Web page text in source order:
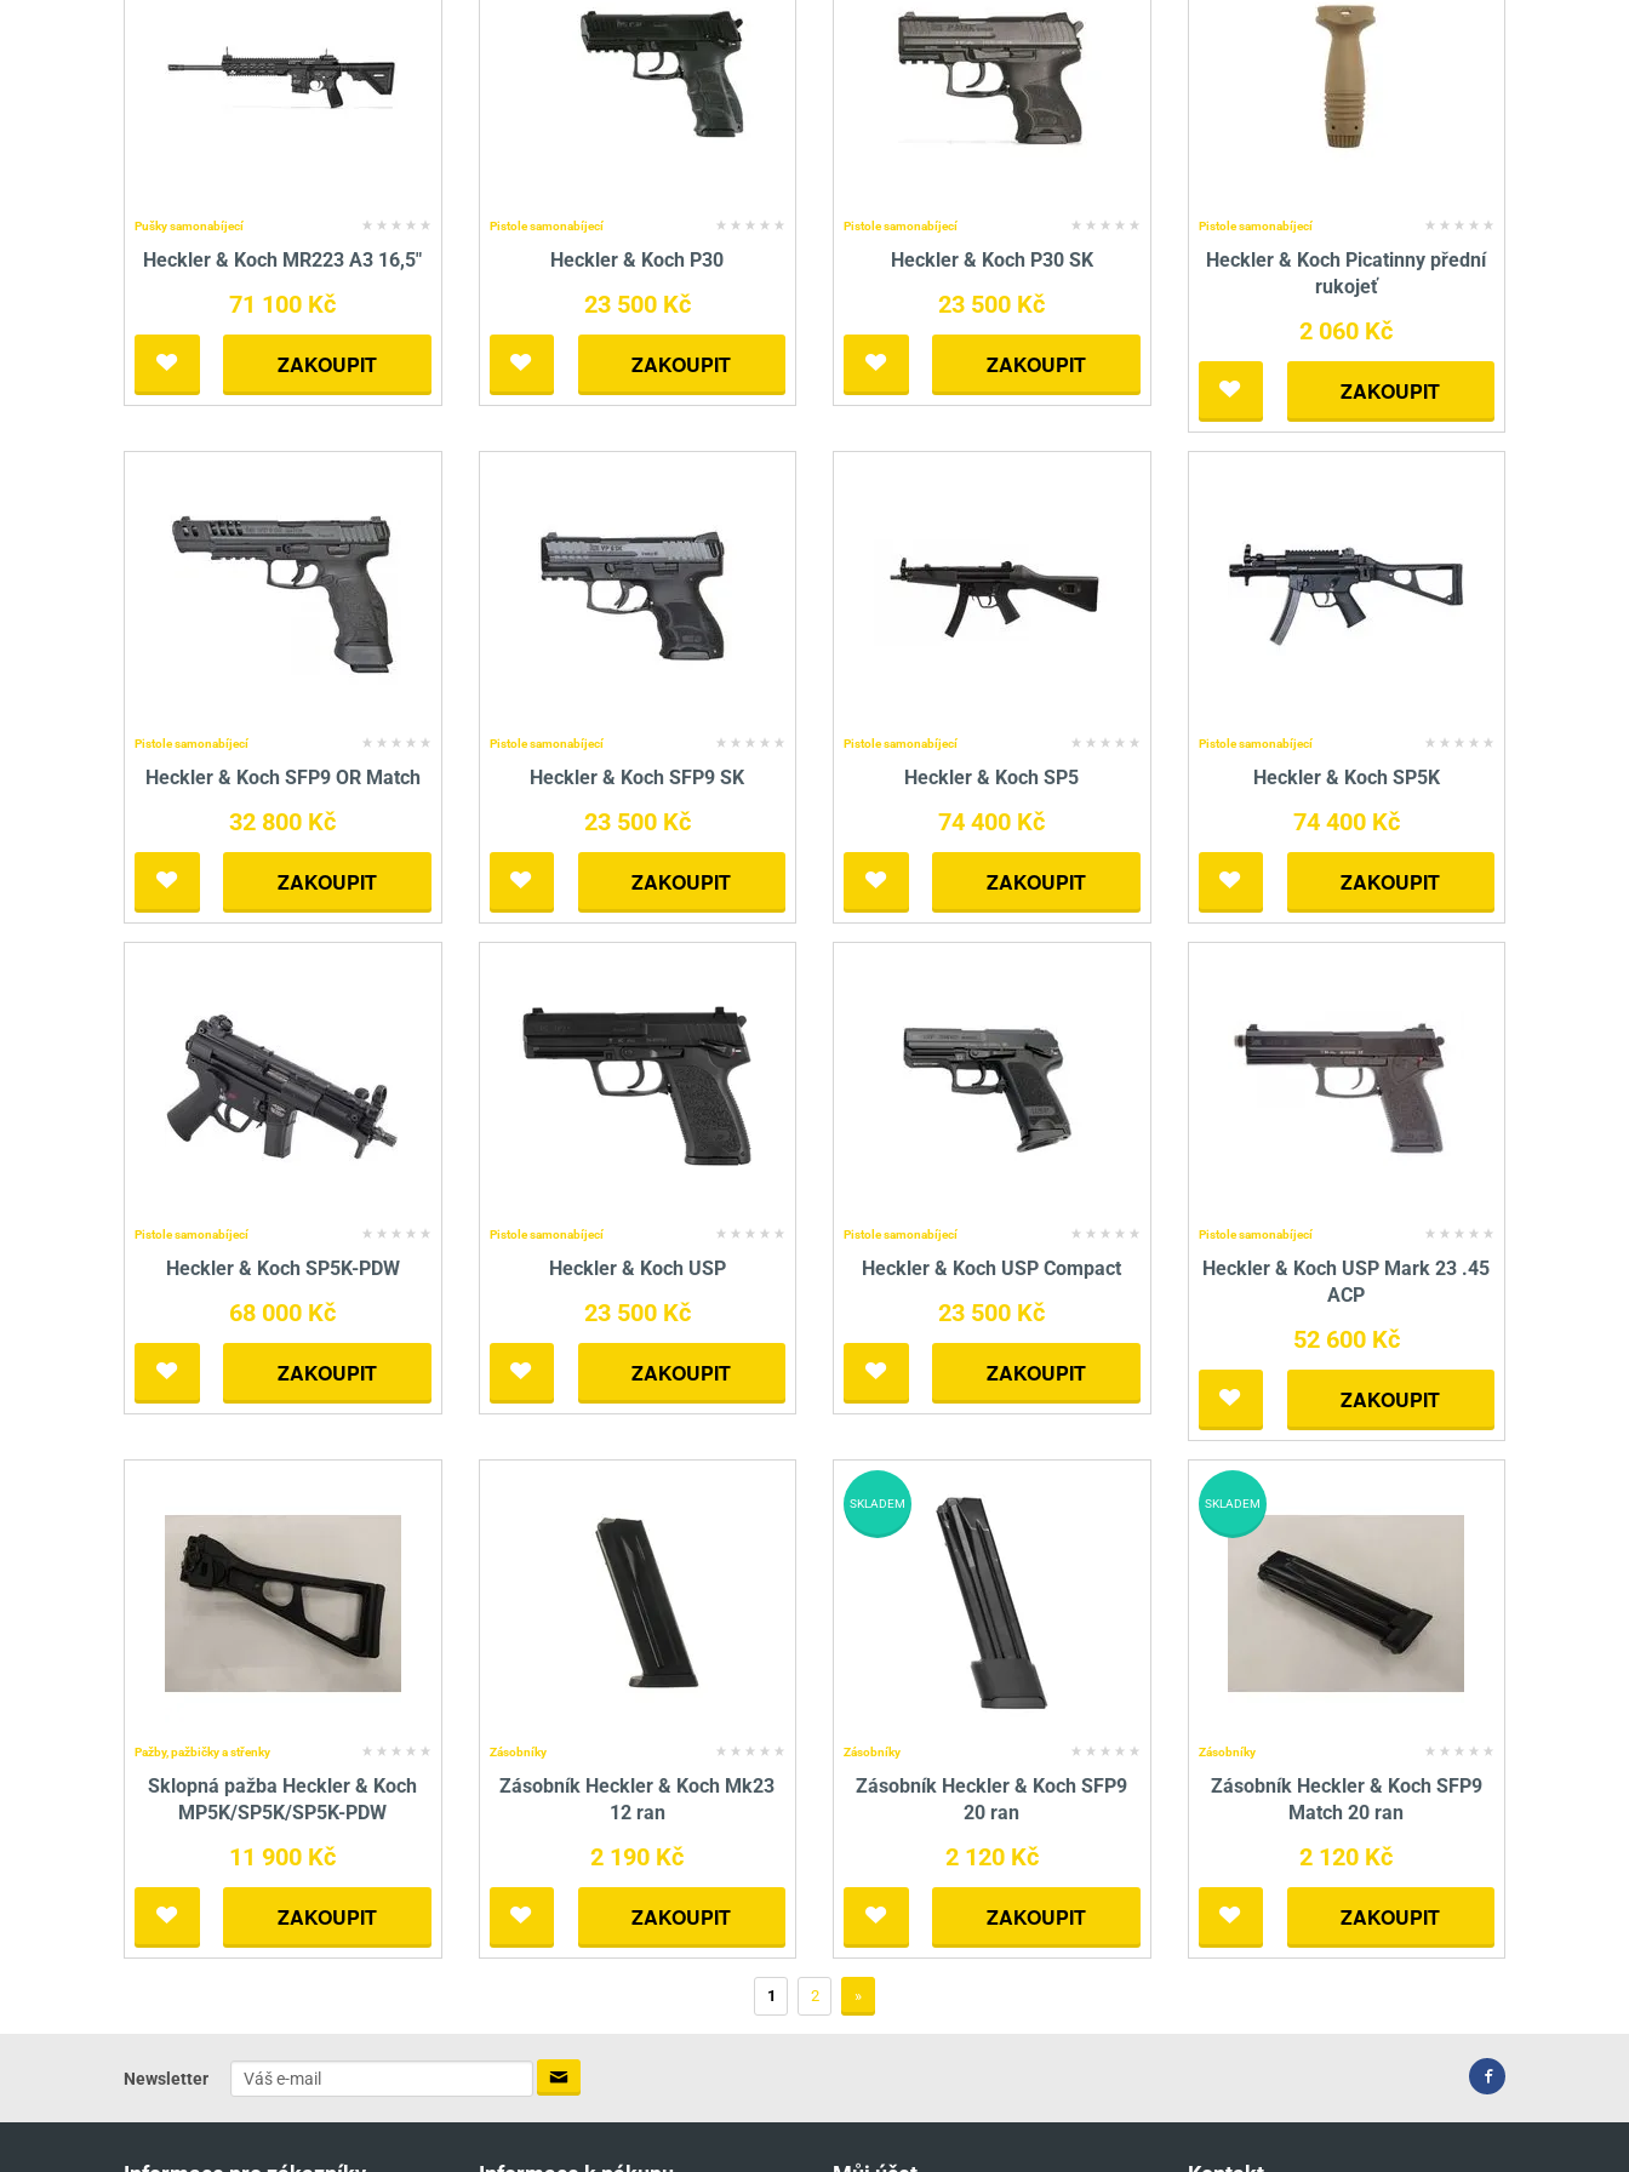
Pušky samonabíjecí
Heckler & Koch MR223 A3 16,5"
71 100 Kč
ZAKOUPIT
Pistole samonabíjecí
Heckler & Koch P30
23 500 Kč
ZAKOUPIT
Pistole samonabíjecí
Heckler & Koch P30 SK
23 500 Kč
ZAKOUPIT
Pistole samonabíjecí
Heckler & Koch Picatinny přední
rukojeť
2 060 Kč
ZAKOUPIT
Pistole samonabíjecí
Heckler & Koch SFP9 OR Match
32 800 Kč
ZAKOUPIT
Pistole samonabíjecí
Heckler & Koch SFP9 SK
23 500 Kč
ZAKOUPIT
Pistole samonabíjecí
Heckler & Koch SP5
74 400 Kč
ZAKOUPIT
Pistole samonabíjecí
Heckler & Koch SP5K
74 400 Kč
ZAKOUPIT
Pistole samonabíjecí
Heckler & Koch SP5K-PDW
68 000 Kč
ZAKOUPIT
Pistole samonabíjecí
Heckler & Koch USP
23 500 Kč
ZAKOUPIT
Pistole samonabíjecí
Heckler & Koch USP Compact
23 500 Kč
ZAKOUPIT
Pistole samonabíjecí
Heckler & Koch USP Mark 23 .45
ACP
52 600 Kč
ZAKOUPIT
Pažby, pažbičky a střenky
Sklopná pažba Heckler & Koch
MP5K/SP5K/SP5K-PDW
11 900 Kč
ZAKOUPIT
Zásobníky
Zásobník Heckler & Koch Mk23
12 ran
2 190 Kč
ZAKOUPIT
Zásobníky
Zásobník Heckler & Koch SFP9
20 ran
2 120 Kč
ZAKOUPIT
SKLADEM
Zásobníky
Zásobník Heckler & Koch SFP9
Match 20 ran
2 120 Kč
ZAKOUPIT
SKLADEM
1 2 »
Newsletter